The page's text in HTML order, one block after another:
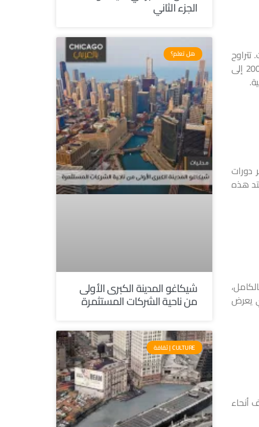
أسعار الدورات القصيرة بين 150 إلى 350 دولاراً أمريكياً، فيما تبلغ تكلفة الورش المتخصصة ما بين 200 إلى
دورات
هذه
يعرض
أنحاء
الجزء الثاني
هل تعلم؟
شيكاغو المدينة الكبرى الأولى
من ناحية الشركات المستثمرة
CULTURE | ثقافة